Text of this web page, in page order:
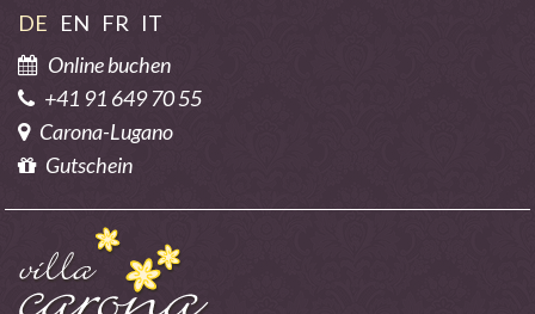
DE EN FR IT
Online buchen
+41 91 649 70 55
Carona-Lugano
Gutschein